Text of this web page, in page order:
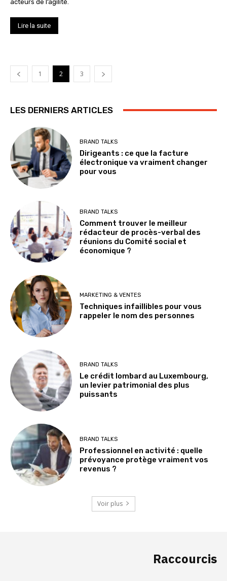
acteurs de l’agilité.
Lire la suite
1 2 3
LES DERNIERS ARTICLES
BRAND TALKS
Dirigeants : ce que la facture
électronique va vraiment changer
pour vous
BRAND TALKS
Comment trouver le meilleur
rédacteur de procès-verbal des
réunions du Comité social et
économique ?
MARKETING & VENTES
Techniques infaillibles pour vous
rappeler le nom des personnes
BRAND TALKS
Le crédit lombard au Luxembourg,
un levier patrimonial des plus
puissants
BRAND TALKS
Professionnel en activité : quelle
prévoyance protège vraiment vos
revenus ?
Voir plus
Raccourcis